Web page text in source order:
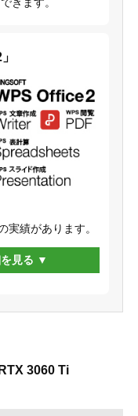
実績があります。
見る
3060 Ti